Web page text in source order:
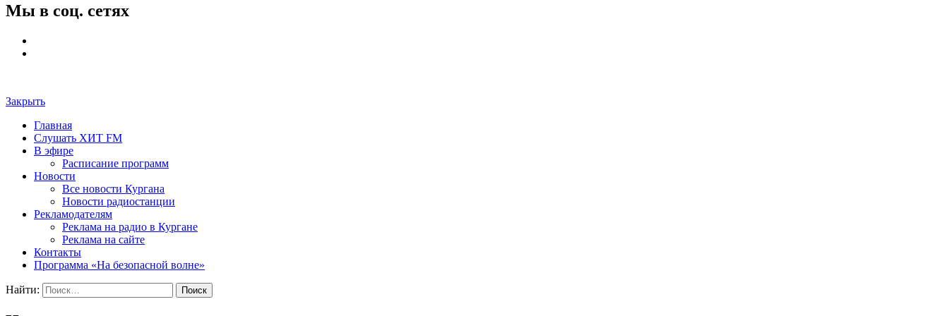
Мы в соц. сетях
Закрыть
Главная
Слушать ХИТ FM
В эфире
Расписание программ
Новости
Все новости Кургана
Новости радиостанции
Рекламодателям
Реклама на радио в Кургане
Реклама на сайте
Контакты
Программа «На безопасной волне»
Найти: